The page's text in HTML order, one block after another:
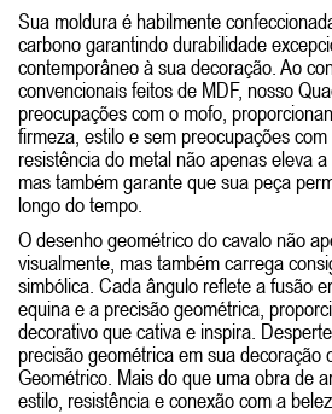
Sua moldura é habilmente
carbono garantindo durabilidade
contemporâneo à sua decoração. Ao
convencionais feitos de MDF, nosso
preocupações com o mofo,
firmeza, estilo e sem preocupações
resistência do metal não apenas eleva
mas também garante que sua peça
longo do tempo.
O desenho geométrico do cavalo não
visualmente, mas também carrega
simbólica. Cada ângulo reflete a fusão
equina e a precisão geométrica,
decorativo que cativa e inspira.
precisão geométrica em sua decoração
Geométrico. Mais do que uma obra de
estilo, resistência e conexão com a